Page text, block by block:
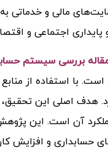
مالی و خدماتی
پایداری اجتماعی و
بررسی سيستم
است. با استفاده از
هدف اصلی این
آن است. این پژوهش
حسابداری و افزایش